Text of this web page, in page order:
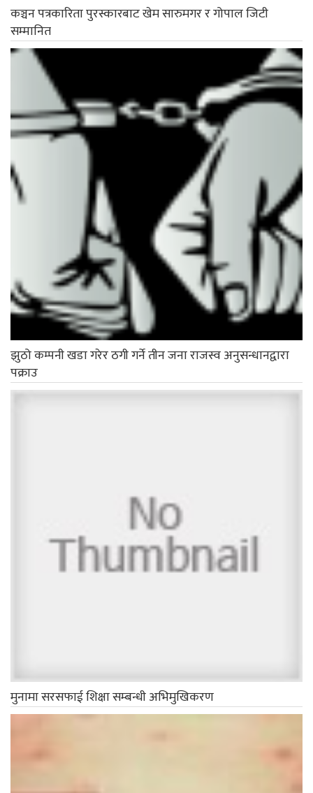
कञ्चन पत्रकारिता पुरस्कारबाट खेम सारुमगर र गोपाल जिटी
सम्मानित
झुठो कम्पनी खडा गरेर ठगी गर्ने तीन जना राजस्व अनुसन्धानद्वारा
पक्राउ
मुनामा सरसफाई शिक्षा सम्बन्धी अभिमुखिकरण